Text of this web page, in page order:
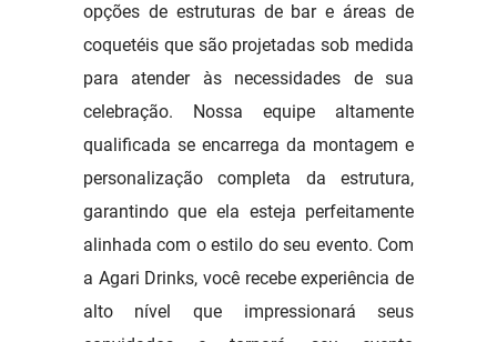
opções de estruturas de bar e áreas de
coquetéis que são projetadas sob medida
para atender às necessidades de sua
celebração. Nossa equipe altamente
qualificada se encarrega da montagem e
personalização completa da estrutura,
garantindo que ela esteja perfeitamente
alinhada com o estilo do seu evento. Com
a Agari Drinks, você recebe experiência de
alto nível que impressionará seus